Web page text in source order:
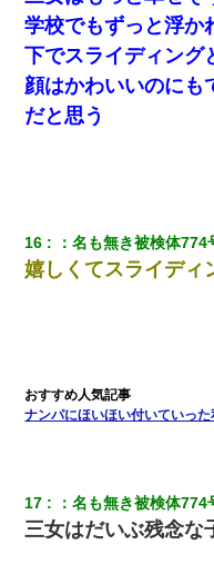
学校でもずっと浮か
下でスライディング
顔はかわいいのにも
だと思う
16 ：名も無き被検体774
嬉しくてスライディ
ナンパにほいほい付いていっ
17 ：名も無き被検体774
三女はだいぶ残念な